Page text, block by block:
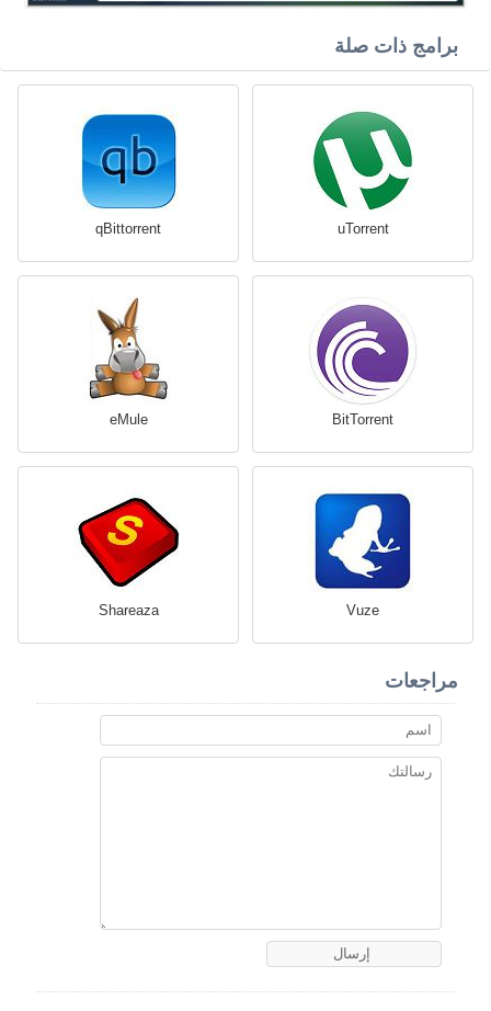
برامج ذات صلة
uTorrent
qBittorrent
BitTorrent
eMule
Vuze
Shareaza
مراجعات